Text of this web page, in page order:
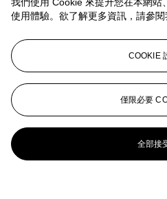
使用體驗。欲了解更多資訊，請參閱
COOKIE
僅限必要
全部接